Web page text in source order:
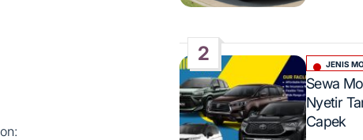
2
Posted
in
JENIS
Sewa
Nyetir
Capek